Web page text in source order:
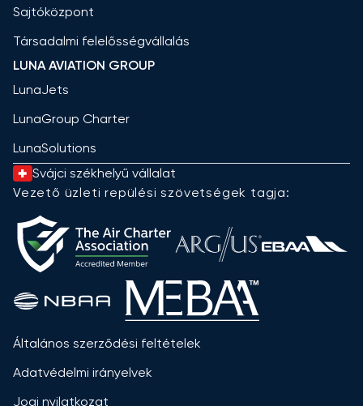
Sajtóközpont
Társadalmi felelősségvállalás
LUNA AVIATION GROUP
LunaJets
LunaGroup Charter
LunaSolutions
Svájci székhelyű vállalat
Vezető üzleti repülési szövetségek tagja:
Általános szerződési feltételek
Adatvédelmi irányelvek
Jogi nyilatkozat